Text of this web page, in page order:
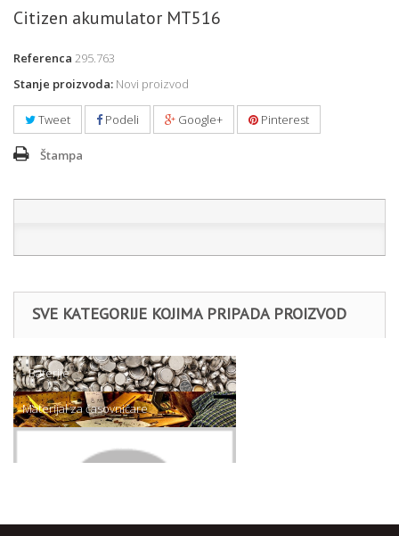
Citizen akumulator MT516
Referenca 295.763
Stanje proizvoda: Novi proizvod
Tweet Podeli Google+ Pinterest
Štampa
SVE KATEGORIJE KOJIMA PRIPADA PROIZVOD
- Baterije
Materijal za časovničare